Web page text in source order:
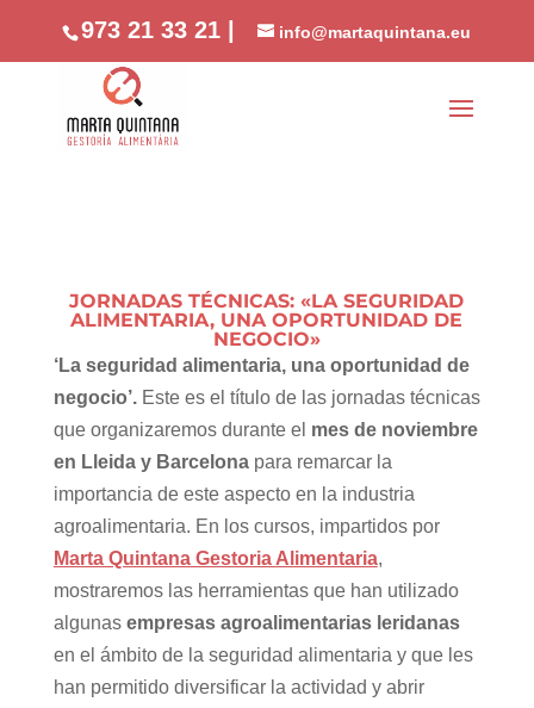
973 21 33 21 | info@martaquintana.eu
JORNADAS TÉCNICAS: «LA SEGURIDAD
ALIMENTARIA, UNA OPORTUNIDAD DE
NEGOCIO»
‘La seguridad alimentaria, una oportunidad de
negocio’.Este es el título de las jornadas técnicas
que organizaremos durante el mes de noviembre
en Lleida y Barcelonapara remarcar la
importancia de este aspecto en la industria
agroalimentaria. En los cursos, impartidos por
Marta Quintana Gestoria Alimentaria,
mostraremos las herramientas que han utilizado
algunas empresas agroalimentarias leridanas
en el ámbito de la seguridad alimentaria y que les
han permitido diversificar la actividad y abrir